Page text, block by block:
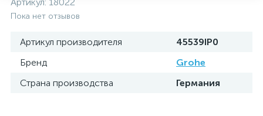
Пока нет отзывов
Артикул производителя
45539IP0
Бренд
Grohe
Страна производства
Германия